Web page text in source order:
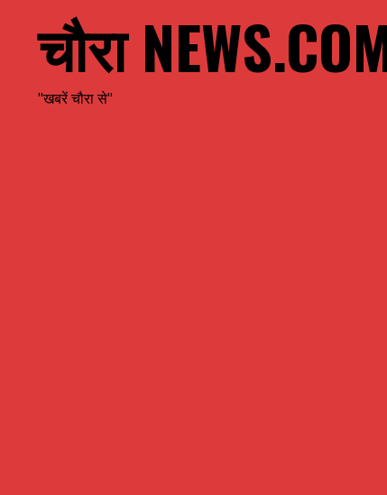
चौरा
"खबरें चौरा से"